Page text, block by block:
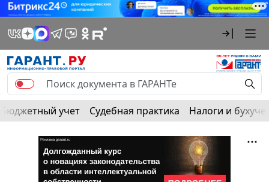
Бюджетный учет Судебная практика Налоги и